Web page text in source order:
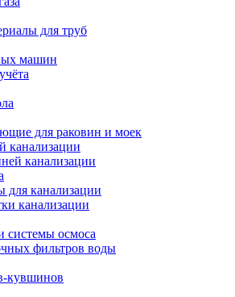
для труб
машин
для раковин и моек
канализации
канализации
канализации
канализации
системы осмоса
фильтров воды
кувшинов